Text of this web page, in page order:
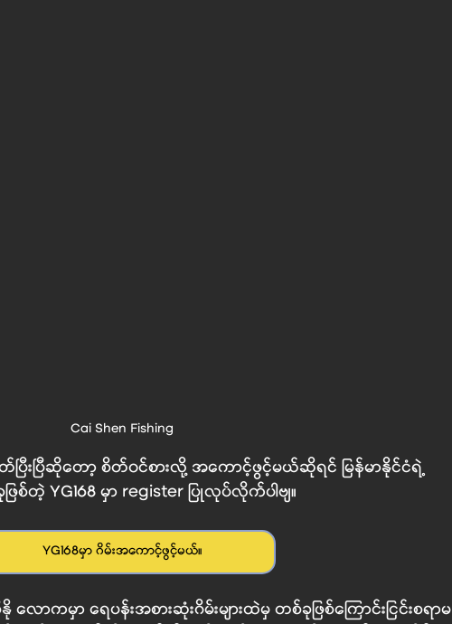
Cai Shen Fishing
ြီးပြီဆိုတော့ စိတ်၀င်စားလို့ အကောင့်ဖွင့်မယ်ဆိုရင် မြန်မာနိုင်ငံရဲ့
တဲ့ YG168 မှာ register ပြုလုပ်လိုက်ပါဗျ။
YG168မှာ ဂိမ်းအကောင့်ဖွင့်မယ်။
လောကမှာ ရေပန်းအစားဆုံးဂိမ်းများထဲမှ တစ်ခုဖြစ်ကြောင်းငြင်းစရာမ